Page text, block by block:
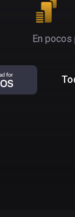
En pocos